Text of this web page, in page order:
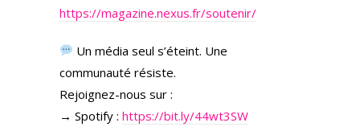
https://magazine.nexus.fr/soutenir/
Un média seul s’éteint. Une
communauté résiste.
Rejoignez-nous sur :
→ Spotify : https://bit.ly/44wt3SW